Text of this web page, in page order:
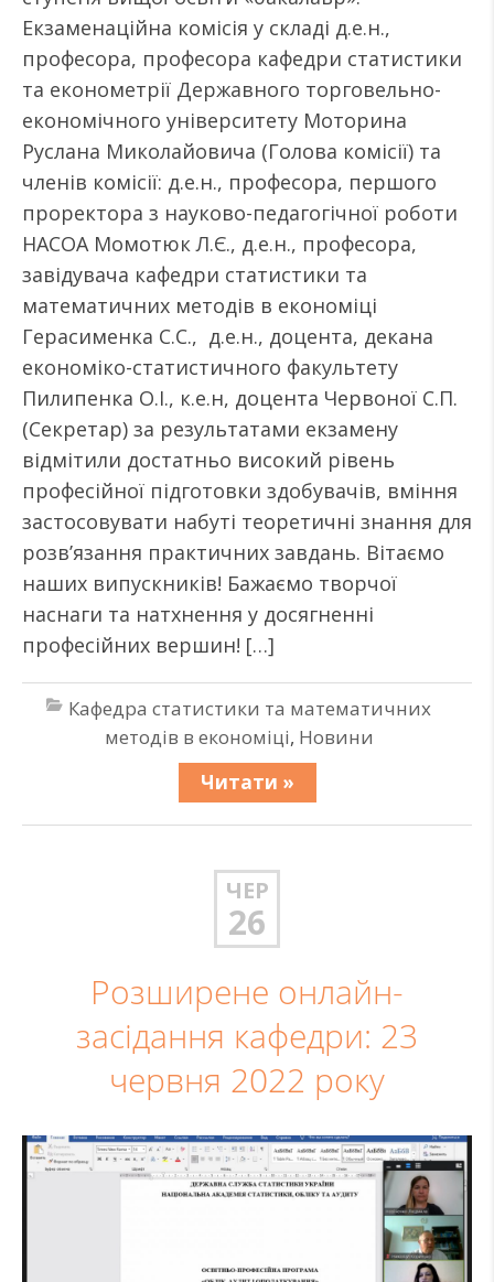
Екзаменаційна комісія у складі д.е.н.,
професора, професора кафедри статистики
та економетрії Державного торговельно-
економічного університету Моторина
Руслана Миколайовича (Голова комісії) та
членів комісії: д.е.н., професора, першого
проректора з науково-педагогічної роботи
НАСОА Момотюк Л.Є., д.е.н., професора,
завідувача кафедри статистики та
математичних методів в економіці
Герасименка С.С., д.е.н., доцента, декана
економіко-статистичного факультету
Пилипенка О.І., к.е.н, доцента Червоної С.П.
(Секретар) за результатами екзамену
відмітили достатньо високий рівень
професійної підготовки здобувачів, вміння
застосовувати набуті теоретичні знання для
розв’язання практичних завдань. Вітаємо
наших випускників! Бажаємо творчої
наснаги та натхнення у досягненні
професійних вершин! […]
Кафедра статистики та математичних
методів в економіці, Новини
Читати »
ЧЕР
26
Розширене онлайн-
засідання кафедри: 23
червня 2022 року